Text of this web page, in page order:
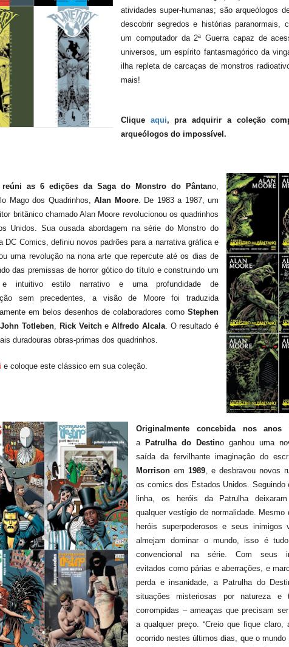
atividades super-humanas; são arqueólogos
descobrir segredos e histórias paranormais,
um computador da 2ª Guerra capaz de
universos, um espírito fantasmagórico da
ilha repleta de carcaças de monstros
mais!
Clique aqui, praadquirir a coleção
arqueólogos do impossível.
reúni as 6 edições da Saga do Monstro do Pântano,
Mago dos Quadrinhos,Alan Moore. De 1983 a 1987, um
britânico chamado Alan Moore revolucionou os quadrinhos
Unidos. Sua ousada abordagem na série do Monstro do
DC Comics, definiu novos padrões para a narrativa gráfica e
uma revolução na nona arte que repercute até os dias de
das premissas de horror gótico do título e construindo um
e intuitivo estilo narrativo e uma profundidade de
sem precedentes, a visão de Moore foi traduzida
em belos desenhos de colaboradores como Stephen
John Totleben Rick VeitcheAlfredo Alcala. O resultado é
duradouras obras-primas dos quadrinhos.
e coloque este clássico em sua coleção.
Originalmente concebida nos anos
a Patrulha do Destino ganhou uma
saída da fervilhante imaginação do
Morrison em 1989, e desbravou novos
os comics dos Estados Unidos. Seguindo
linha, os heróis da Patrulha
qualquer vestígio de normalidade. Mesmo
heróis superpoderosos e seus inimigos
almejam dominar o mundo, isso é
convencional na série. Com seus
evitados como párias e aberrações, e
perda e insanidade, a Patrulha do
situações misteriosas por natureza e
corrompidas – ameaças que precisam
a qualquer preço. “Creio que fique claro,
ocorrido nestes últimos dias, que o mundo